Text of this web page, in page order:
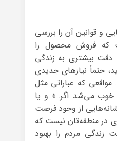
و قوانین آن را بررسی
که فروش محصول را
دقت بیشتری به زندگی
حتماً نیازهای جدیدی
که عباراتی مثل
می‌شد اگر…» و یا
از وجود فرصت
در منطقه‌تان نیست که
زندگی مردم را بهبود